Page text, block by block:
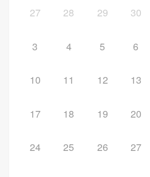
27
28 29 30
3 4 5 6
10 11 12 13
17 18 19 20
24 25 26 27